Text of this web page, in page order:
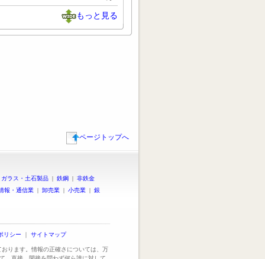
もっと見る
ページトップへ
ガラス・土石製品 | 鉄鋼 | 非鉄金
報・通信業 | 卸売業 | 小売業 | 銀
リシー ｜ サイトマップ
ります。情報の正確さについては、万